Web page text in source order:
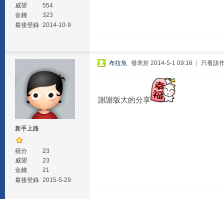
威望
554
金錢
323
最後登錄 2014-10-9
新手上路
積分
23
威望
23
金錢
21
最後登錄 2015-5-29
布拉魚 發表於 2014-5-1 09:16 只看該
謝謝版大的分享